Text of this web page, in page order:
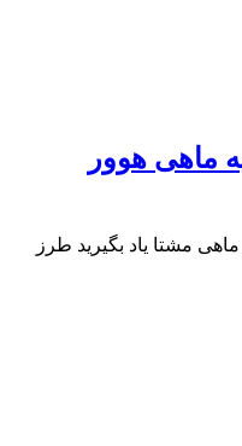
ماهی هوور
مشتا یاد بگیرید طرز